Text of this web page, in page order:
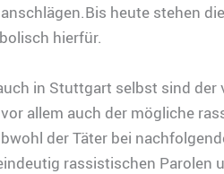
heute stehen
hierfür.
in Stuttgart selbst sind der
allem auch der mögliche
der Täter bei
rassistischen Parolen